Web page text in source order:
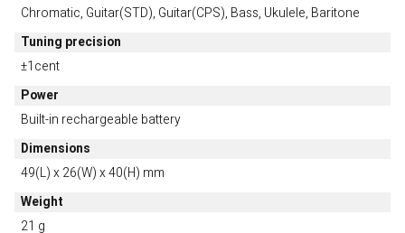
Chromatic, Guitar(STD), Guitar(CPS), Bass, Ukulele, Baritone
Tuning precision
±1cent
Power
Built-in rechargeable battery
Dimensions
49(L) x 26(W) x 40(H) mm
Weight
21 g